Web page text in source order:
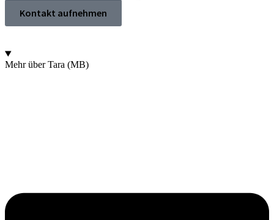
Kontakt aufnehmen
Mehr über Tara (MB)